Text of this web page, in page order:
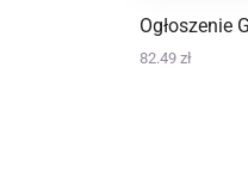
Ogłoszenie
82.49 zł